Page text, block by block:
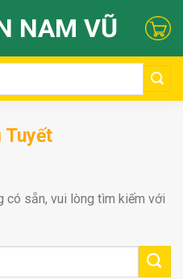
NAM VŨ
Tuyết
có sẵn, vui lòng tìm kiếm với